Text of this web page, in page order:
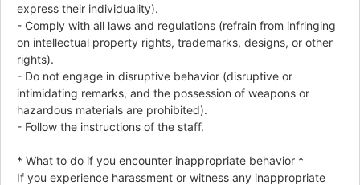
express their individuality).
- Comply with all laws and regulations (refrain from infringing
on intellectual property rights, trademarks, designs, or other
rights).
- Do not engage in disruptive behavior (disruptive or
intimidating remarks, and the possession of weapons or
hazardous materials are prohibited).
- Follow the instructions of the staff.
* What to do if you encounter inappropriate behavior *
If you experience harassment or witness any inappropriate